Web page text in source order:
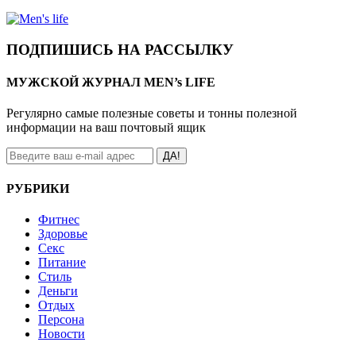
ПОДПИШИСЬ НА РАССЫЛКУ
МУЖСКОЙ ЖУРНАЛ MEN’s LIFE
Регулярно самые полезные советы и тонны полезной
информации на ваш почтовый ящик
ДА!
РУБРИКИ
Фитнес
Здоровье
Секс
Питание
Стиль
Деньги
Отдых
Персона
Новости